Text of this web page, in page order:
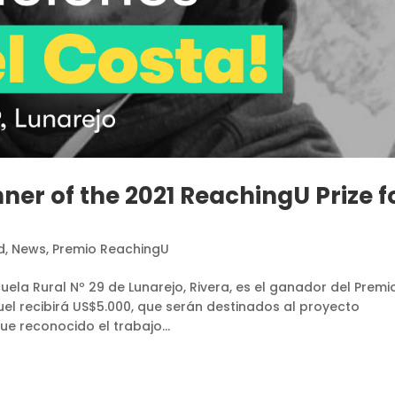
of the 2021 ReachingU Prize
, News, Premio ReachingU
Rural Nº 29 de Lunarejo, Rivera, es el ganador del
recibirá US$5.000, que serán destinados al proyecto
reconocido el trabajo...